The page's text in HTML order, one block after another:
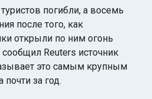
погибли, а восемь
после того, как
открыли по ним огонь
Reuters источник
это самым крупным
почти за год.